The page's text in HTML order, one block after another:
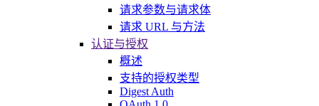
请求参数与请求体
请求 URL 与方法
认证与授权
概述
支持的授权类型
Digest Auth